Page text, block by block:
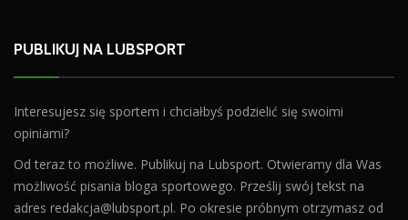
PUBLIKUJ NA LUBSPORT
Interesujesz się sportem i chciałbyś podzielić się swoimi
opiniami?
Od teraz to możliwe. Publikuj na Lubsport. Otwieramy dla Was
możliwość pisania bloga sportowego. Prześlij swój tekst na
adres redakcja@lubsport.pl. Po okresie próbnym otrzymasz od